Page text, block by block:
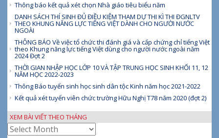
Thông báo kết quả xét chọn Nhà giáo tiêu biểu năm
DANH SÁCH THÍ SINH ĐỦ ĐIỀU KIỆM THAM DỰ THI KÌ THI ĐGNLTV
THEO KHUNG NĂNG LỰC TIẾNG VIỆT DÀNH CHO NGƯỜI NƯỚC
NGOÀI
THÔNG BÁO Về việc tổ chức thi đánh giá và cấp chứng chỉ tiếng Việt
theo Khung năng lực tiếng Việt dùng cho người nước ngoài năm
2024 Đợt 2
THỜI GIAN NHẬP HỌC LỚP 10 VÀ TẬP TRUNG HỌC SINH KHỐI 11, 12
NĂM HỌC 2022-2023
Thông Báo tuyển sinh học sinh dân tộc Kinh năm học 2021-2022
Kết quả xét tuyển viên chức trường Hữu Nghị T78 năm 2020 (đợt 2)
XEM BÀI VIẾT THEO THÁNG
Xem
bài